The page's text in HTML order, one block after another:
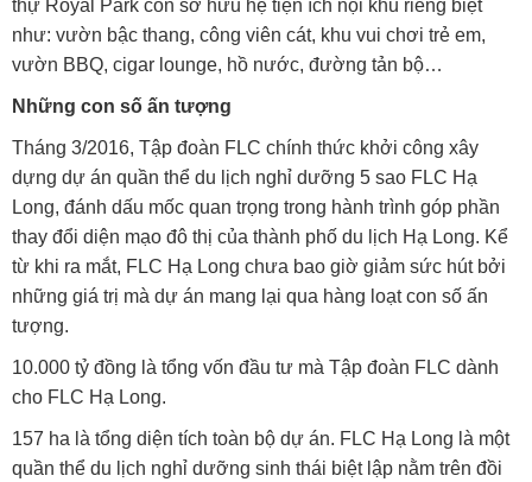
thự Royal Park còn sở hữu hệ tiện ích nội khu riêng biệt
như: vườn bậc thang, công viên cát, khu vui chơi trẻ em,
vườn BBQ, cigar lounge, hồ nước, đường tản bộ…
Những con số ấn tượng
Tháng 3/2016, Tập đoàn FLC chính thức khởi công xây
dựng dự án quần thể du lịch nghỉ dưỡng 5 sao FLC Hạ
Long, đánh dấu mốc quan trọng trong hành trình góp phần
thay đổi diện mạo đô thị của thành phố du lịch Hạ Long. Kể
từ khi ra mắt, FLC Hạ Long chưa bao giờ giảm sức hút bởi
những giá trị mà dự án mang lại qua hàng loạt con số ấn
tượng.
10.000 tỷ đồng là tổng vốn đầu tư mà Tập đoàn FLC dành
cho FLC Hạ Long.
157 ha là tổng diện tích toàn bộ dự án. FLC Hạ Long là một
quần thể du lịch nghỉ dưỡng sinh thái biệt lập nằm trên đồi